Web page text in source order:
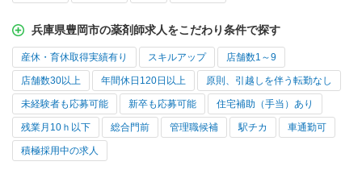
兵庫県豊岡市の薬剤師求人をこだわり条件で探す
産休・育休取得実績有り スキルアップ 店舗数1～9
店舗数30以上 年間休日120日以上 原則、引越しを伴う転勤なし
未経験者も応募可能 新卒も応募可能 住宅補助（手当）あり
残業月10ｈ以下 総合門前 管理職候補 駅チカ 車通勤可
積極採用中の求人